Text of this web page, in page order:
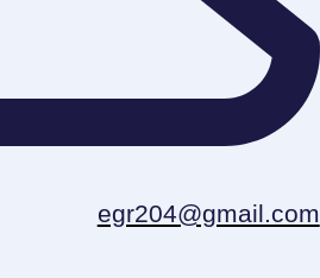
egr204@gmail.com